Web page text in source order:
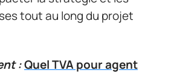
tout au long du projet
:Quel TVA pour agent